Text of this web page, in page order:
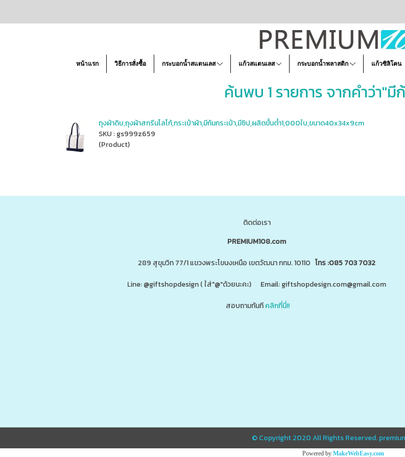
หน้าแรก วิธีการสั่งซื้อ กระบอกน้ำสแตนเลส แก้วสแตนเลส กระบอกน้ำพลาสติก แก้วซิลิโคน
ค้นพบ 1 รายการ จากคำว่า"มี
ถุงผ้าดิบ,ถุงผ้าสกรีนโลโก้,กระเป๋าผ้า,มีก้นกระเป๋า,มีซิป,ผลิตขั้นต่ำ1,000ใบ,ขนาด40x34x9cm
SKU : gs999z659
(Product)
ติดต่อเรา
PREMIUM108.com
289 สุขุมวิท 77/1 แขวงพระโขนงเหนือ เขตวัฒนา กทม. 10110 โทร :085 703 7032
Line: @giftshopdesign ( ใส่"@"ด้วยนะคะ) Email: giftshopdesign.com@gmail.com
สอบถามทันทีคลิกที่นี่!!
© Copyright 2020 All Rights Reserved.
Powered by MakeWebEasy.com